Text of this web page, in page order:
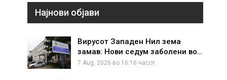
Најнови објави
Вирусот Западен Нил зема
замав: Нови седум заболени во…
7 Aug, 2026 во 16:16 часот.